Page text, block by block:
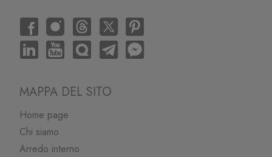
MAPPA DEL SITO
Home page
Chi siamo
Arredo interno